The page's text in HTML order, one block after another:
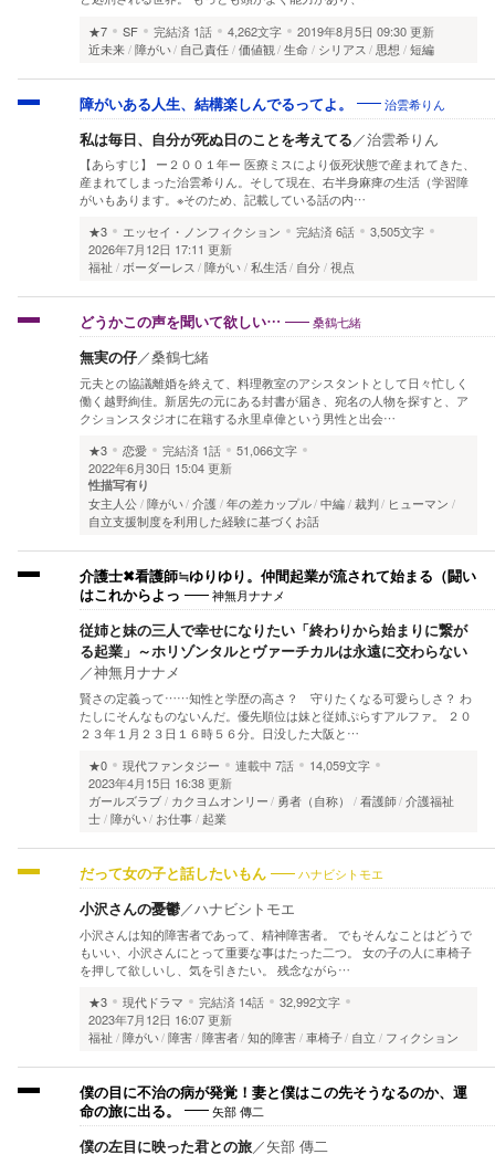
★7
SF 完結済 1話 4,262文字
2019年8月5日 09:30 更新
近未来 障がい 自己責任 価値観 生命 シリアス 思想 短編
障がいある人生、結構楽しんでるってよ。 治雲希りん
私は毎日、自分が死ぬ日のことを考えてる ／治雲希りん
【あらすじ】 ー２００１年ー 医療ミスにより仮死状態で産まれてきた、
産まれてしまった治雲希りん。そして現在、右半身麻痺の生活（学習障
がいもあります。※そのため、記載している話の内…
★3
エッセイ・ノンフィクション 完結済6話
3,505文字
2026年7月12日 17:11 更新
福祉
ボーダーレス 障がい 私生活 自分 視点
どうかこの声を聞いて欲しい… 桑鶴七緒
無実の仔／桑鶴七緒
元夫との協議離婚を終えて、料理教室のアシスタントとして日々忙しく
働く越野絢佳。新居先の元にある封書が届き、宛名の人物を探すと、ア
クションスタジオに在籍する永里卓偉という男性と出会…
★3
恋愛 完結済 1話
51,066文字
2022年6月30日 15:04 更新
性描写有り
女主人公 障がい 介護 年の差カップル 中編 裁判
ヒューマン
自立支援制度を利用した経験に基づくお話
介護士✖看護師≒ゆりゆり。仲間起業が流されて始まる（闘い
はこれからよっ
神無月ナナメ
従姉と妹の三人で幸せになりたい「終わりから始まりに繋が
る起業」～ホリゾンタルとヴァーチカルは永遠に交わらない
／神無月ナナメ
賢さの定義って……知性と学歴の高さ？ 守りたくなる可愛らしさ？ わ
たしにそんなものないんだ。優先順位は妹と従姉ぷらすアルファ。 ２０
２３年１月２３日１６時５６分。日没した大阪と…
★0
現代ファンタジー 連載中 7話
14,059文字
2023年4月15日 16:38 更新
ガールズラブ
カクヨムオンリー 勇者（自称） 看護師 介護福祉
士 障がい お仕事 起業
だって女の子と話したいもん ハナビシトモエ
小沢さんの憂鬱／ハナビシトモエ
小沢さんは知的障害者であって、精神障害者。 でもそんなことはどうで
もいい、小沢さんにとって重要な事はたった二つ。 女の子の人に車椅子
を押して欲しいし、気を引きたい。 残念ながら…
★3
現代ドラマ 完結済 14話
32,992文字
2023年7月12日 16:07 更新
福祉
障がい 障害 障害者 知的障害 車椅子 自立 フィクション
僕の目に不治の病が発覚！妻と僕はこの先そうなるのか、運
命の旅に出る。
矢部 傳二
僕の左目に映った君との旅／矢部 傳二